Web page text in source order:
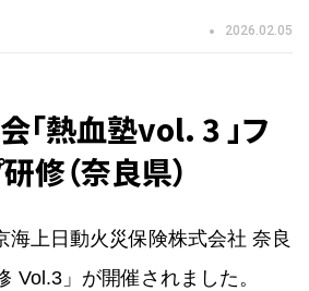
2026.02.05
「熱血塾vol. 3 」フ
修（奈良県）
海上日動火災保険株式会社 奈良
Vol.3」が開催されました。